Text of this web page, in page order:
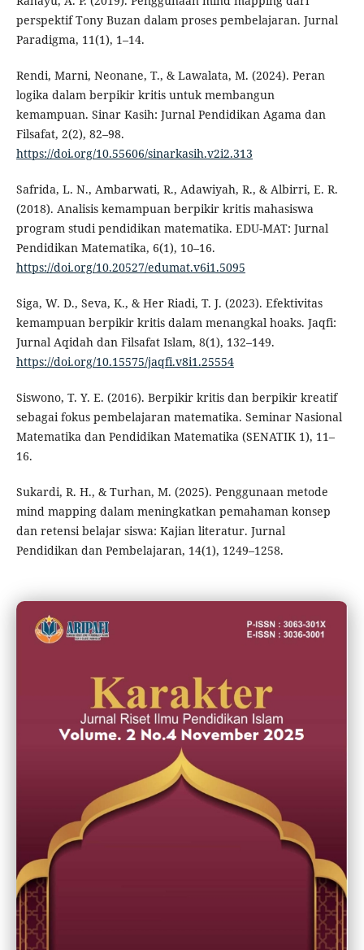
perspektif Tony Buzan dalam proses pembelajaran. Jurnal
Paradigma, 11(1), 1–14.
Rendi, Marni, Neonane, T., & Lawalata, M. (2024). Peran
logika dalam berpikir kritis untuk membangun
kemampuan. Sinar Kasih: Jurnal Pendidikan Agama dan
Filsafat, 2(2), 82–98.
https://doi.org/10.55606/sinarkasih.v2i2.313
Safrida, L. N., Ambarwati, R., Adawiyah, R., & Albirri, E. R.
(2018). Analisis kemampuan berpikir kritis mahasiswa
program studi pendidikan matematika. EDU-MAT: Jurnal
Pendidikan Matematika, 6(1), 10–16.
https://doi.org/10.20527/edumat.v6i1.5095
Siga, W. D., Seva, K., & Her Riadi, T. J. (2023). Efektivitas
kemampuan berpikir kritis dalam menangkal hoaks. Jaqfi:
Jurnal Aqidah dan Filsafat Islam, 8(1), 132–149.
https://doi.org/10.15575/jaqfi.v8i1.25554
Siswono, T. Y. E. (2016). Berpikir kritis dan berpikir kreatif
sebagai fokus pembelajaran matematika. Seminar Nasional
Matematika dan Pendidikan Matematika (SENATIK 1), 11–
16.
Sukardi, R. H., & Turhan, M. (2025). Penggunaan metode
mind mapping dalam meningkatkan pemahaman konsep
dan retensi belajar siswa: Kajian literatur. Jurnal
Pendidikan dan Pembelajaran, 14(1), 1249–1258.